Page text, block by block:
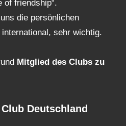
of friendship“.
die persönlichen
sehr wichtig.
Mitglied des Clubs zu
Deutschland